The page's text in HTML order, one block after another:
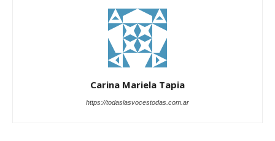
Carina Mariela Tapia
https://todaslasvocestodas.com.ar